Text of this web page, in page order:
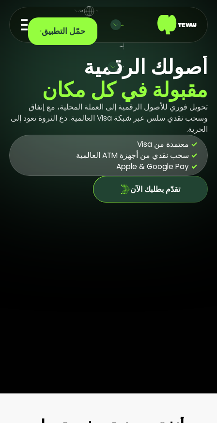
دفع
/
أسهم
/
الشركة
AR
حمّل التطبيق
أصولك الرقمية
مقبولة في كل مكان
تحويل فوري للأصول الرقمية إلى العملة المحلية، مع إنفاق
وسحب نقدي سلس عبر شبكة Visa العالمية. دع الثروة تعود إلى
الحرية.
✓ معتمدة من Visa
✓ سحب نقدي من أجهزة ATM العالمية
✓
Apple & Google Pay
تقدّم بطلبك الآن